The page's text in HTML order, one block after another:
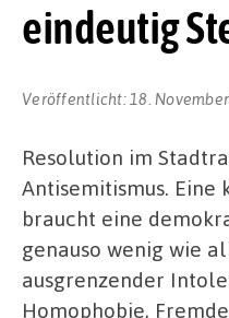
eindeutig
Veröffentlicht: 18.
Resolution im
Antisemitismus.
braucht eine
genauso wenig wie
ausgrenzender
Homophobie,